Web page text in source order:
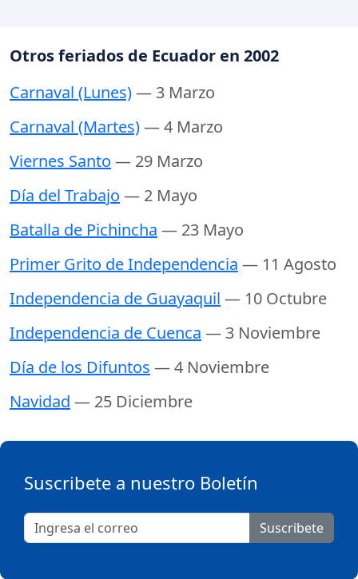
Otros feriados de Ecuador en 2002
Carnaval (Lunes)— 3 Marzo
Carnaval (Martes)— 4 Marzo
Viernes Santo — 29 Marzo
Día del Trabajo — 2 Mayo
Batalla de Pichincha — 23 Mayo
Primer Grito de Independencia — 11 Agosto
Independencia de Guayaquil — 10 Octubre
Independencia de Cuenca — 3 Noviembre
Día de los Difuntos — 4 Noviembre
Navidad — 25 Diciembre
Suscribete a nuestro Boletín
Suscribete